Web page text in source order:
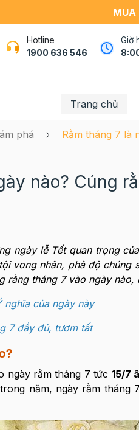
MUA
Hotline
1900 636 546
Giờ
Trang chủ
phá Rằm tháng 7 là
nào? Cúng
ngày lễ Tết quan trọng
vong nhân, phả độ
rằng tháng 7 vào ngày nào,
nghĩa của ngày này
7 đầy đủ, tươm tất
ngày rằm tháng 7 tức 15/7
năm, ngày rằm